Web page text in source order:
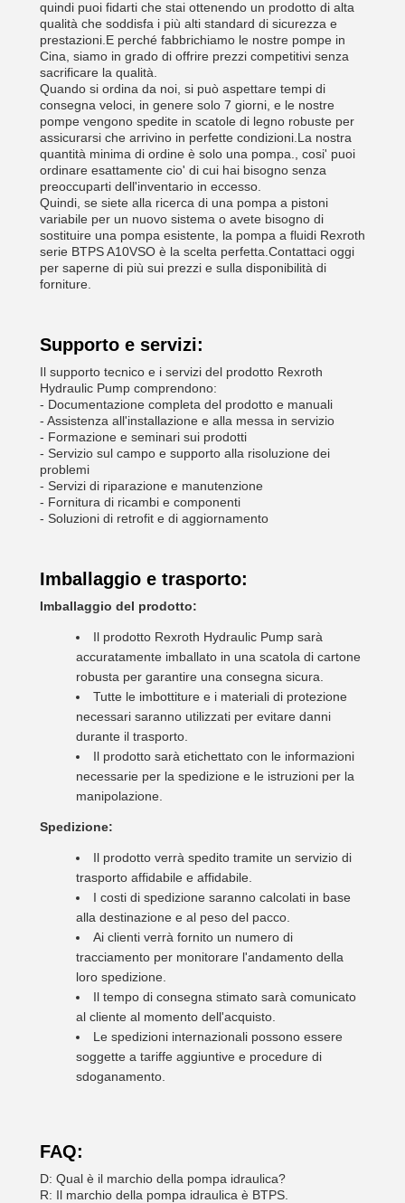
quindi puoi fidarti che stai ottenendo un prodotto di alta
qualità che soddisfa i più alti standard di sicurezza e
prestazioni.E perché fabbrichiamo le nostre pompe in
Cina, siamo in grado di offrire prezzi competitivi senza
sacrificare la qualità.
Quando si ordina da noi, si può aspettare tempi di
consegna veloci, in genere solo 7 giorni, e le nostre
pompe vengono spedite in scatole di legno robuste per
assicurarsi che arrivino in perfette condizioni.La nostra
quantità minima di ordine è solo una pompa., cosi' puoi
ordinare esattamente cio' di cui hai bisogno senza
preoccuparti dell'inventario in eccesso.
Quindi, se siete alla ricerca di una pompa a pistoni
variabile per un nuovo sistema o avete bisogno di
sostituire una pompa esistente, la pompa a fluidi Rexroth
serie BTPS A10VSO è la scelta perfetta.Contattaci oggi
per saperne di più sui prezzi e sulla disponibilità di
forniture.
Supporto e servizi:
Il supporto tecnico e i servizi del prodotto Rexroth
Hydraulic Pump comprendono:
- Documentazione completa del prodotto e manuali
- Assistenza all'installazione e alla messa in servizio
- Formazione e seminari sui prodotti
- Servizio sul campo e supporto alla risoluzione dei
problemi
- Servizi di riparazione e manutenzione
- Fornitura di ricambi e componenti
- Soluzioni di retrofit e di aggiornamento
Imballaggio e trasporto:
Imballaggio del prodotto:
Il prodotto Rexroth Hydraulic Pump sarà
accuratamente imballato in una scatola di cartone
robusta per garantire una consegna sicura.
Tutte le imbottiture e i materiali di protezione
necessari saranno utilizzati per evitare danni
durante il trasporto.
Il prodotto sarà etichettato con le informazioni
necessarie per la spedizione e le istruzioni per la
manipolazione.
Spedizione:
Il prodotto verrà spedito tramite un servizio di
trasporto affidabile e affidabile.
I costi di spedizione saranno calcolati in base
alla destinazione e al peso del pacco.
Ai clienti verrà fornito un numero di
tracciamento per monitorare l'andamento della
loro spedizione.
Il tempo di consegna stimato sarà comunicato
al cliente al momento dell'acquisto.
Le spedizioni internazionali possono essere
soggette a tariffe aggiuntive e procedure di
sdoganamento.
FAQ:
D: Qual è il marchio della pompa idraulica?
R: Il marchio della pompa idraulica è BTPS.